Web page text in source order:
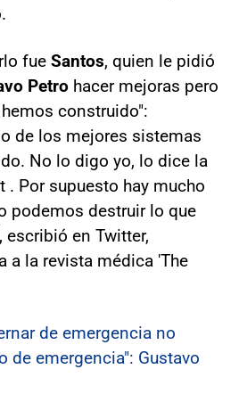
fue Santos, quien le pidió
Petro hacer mejoras pero
construido":
de los mejores sistemas
No lo digo yo, lo dice la
. Por supuesto hay mucho
podemos destruir lo que
en Twitter,
a la revista médica 'The
de emergencia no
de emergencia": Gustavo